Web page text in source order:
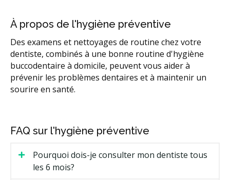
À propos de l'hygiène préventive
Des examens et nettoyages de routine chez votre
dentiste, combinés à une bonne routine d'hygiène
buccodentaire à domicile, peuvent vous aider à
prévenir les problèmes dentaires et à maintenir un
sourire en santé.
FAQ sur l'hygiène préventive
Pourquoi dois-je consulter mon dentiste tous
les 6 mois?